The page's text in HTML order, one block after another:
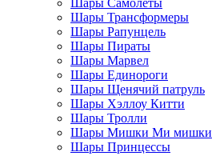
Шары Самолеты
Шары Трансформеры
Шары Рапунцель
Шары Пираты
Шары Марвел
Шары Единороги
Шары Щенячий патруль
Шары Хэллоу Китти
Шары Тролли
Шары Мишки Ми мишки
Шары Принцессы